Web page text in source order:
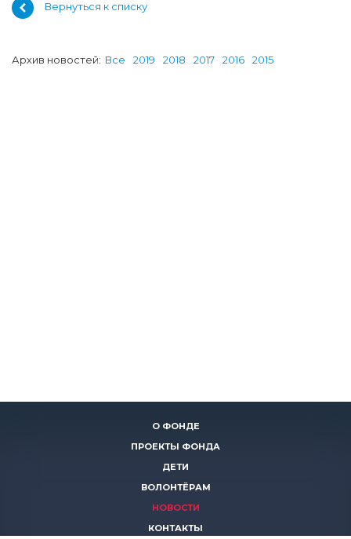
Вернуться к списку
Архив новостей: Все 2019 2018 2017 2016 2015
О ФОНДЕ
ПРОЕКТЫ ФОНДА
ДЕТИ
ВОЛОНТЁРАМ
НОВОСТИ
КОНТАКТЫ